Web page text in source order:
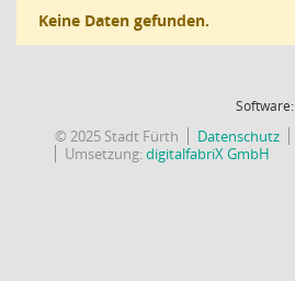
Keine Daten gefunden.
Software:
© 2025 Stadt Fürth Datenschutz
Umsetzung:digitalfabriX GmbH